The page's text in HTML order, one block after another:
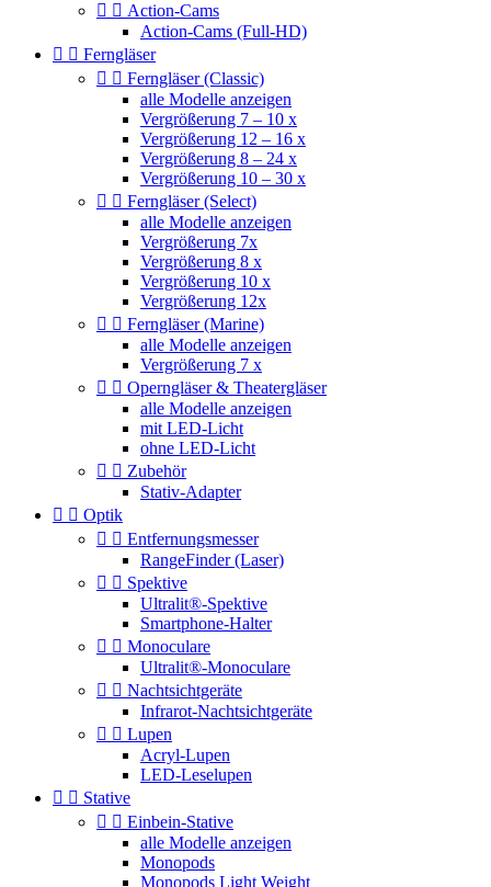
  Action-Cams
Action-Cams (Full-HD)
  Ferngläser
  Ferngläser (Classic)
alle Modelle anzeigen
Vergrößerung 7 – 10 x
Vergrößerung 12 – 16 x
Vergrößerung 8 – 24 x
Vergrößerung 10 – 30 x
  Ferngläser (Select)
alle Modelle anzeigen
Vergrößerung 7x
Vergrößerung 8 x
Vergrößerung 10 x
Vergrößerung 12x
  Ferngläser (Marine)
alle Modelle anzeigen
Vergrößerung 7 x
  Operngläser & Theatergläser
alle Modelle anzeigen
mit LED-Licht
ohne LED-Licht
  Zubehör
Stativ-Adapter
  Optik
  Entfernungsmesser
RangeFinder (Laser)
  Spektive
Ultralit®-Spektive
Smartphone-Halter
  Monoculare
Ultralit®-Monoculare
  Nachtsichtgeräte
Infrarot-Nachtsichtgeräte
  Lupen
Acryl-Lupen
LED-Leselupen
  Stative
  Einbein-Stative
alle Modelle anzeigen
Monopods
Monopods Light Weight